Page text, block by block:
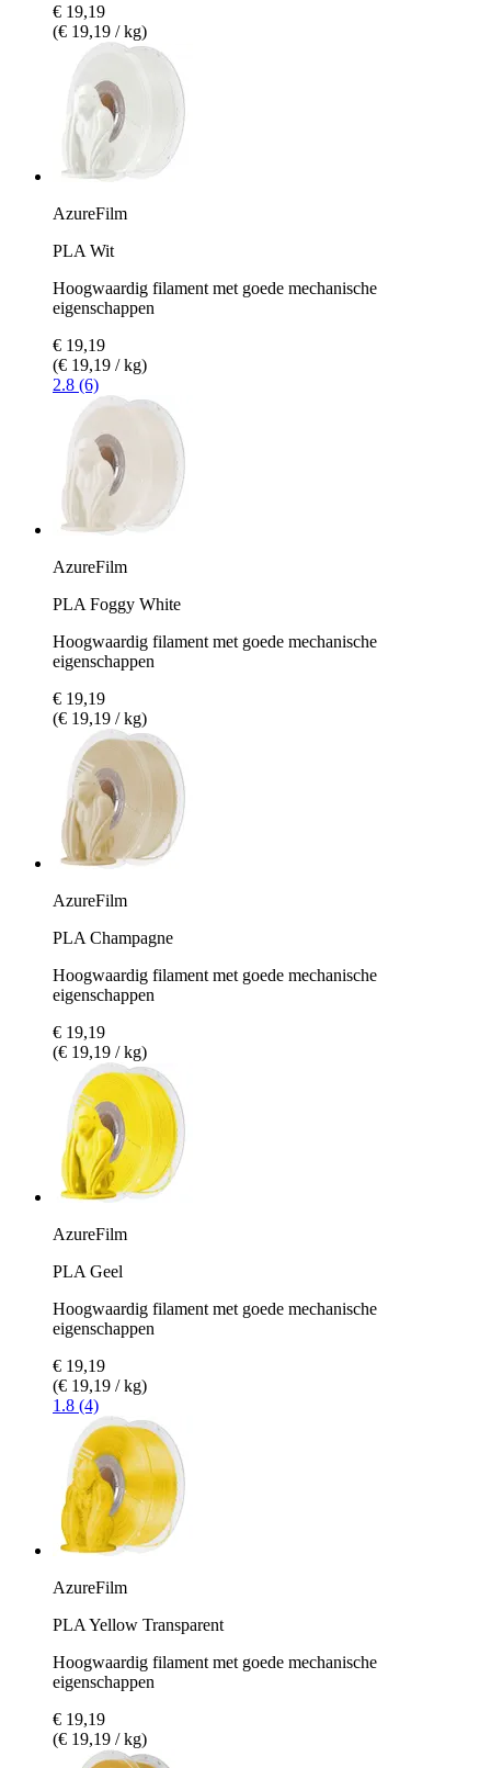
€ 19,19
(€ 19,19 / kg)
AzureFilm
PLA Wit
Hoogwaardig filament met goede mechanische
eigenschappen
€ 19,19
(€ 19,19 / kg)
2.8 (6)
AzureFilm
PLA Foggy White
Hoogwaardig filament met goede mechanische
eigenschappen
€ 19,19
(€ 19,19 / kg)
AzureFilm
PLA Champagne
Hoogwaardig filament met goede mechanische
eigenschappen
€ 19,19
(€ 19,19 / kg)
AzureFilm
PLA Geel
Hoogwaardig filament met goede mechanische
eigenschappen
€ 19,19
(€ 19,19 / kg)
1.8 (4)
AzureFilm
PLA Yellow Transparent
Hoogwaardig filament met goede mechanische
eigenschappen
€ 19,19
(€ 19,19 / kg)